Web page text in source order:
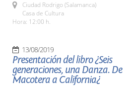
Ciudad Rodrigo (Salamanca)
Casa de Cultura
Hora: 12:00 h.
13/08/2019
Presentación del libro ¿Seis
generaciones, una Danza. De
Macotera a California¿